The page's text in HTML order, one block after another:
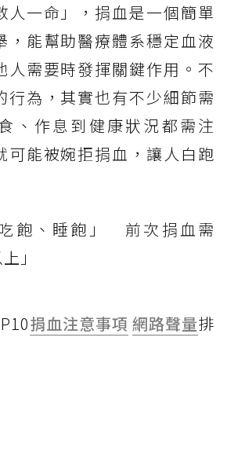
人一命」，捐血是一個簡單
，能幫助醫療體系穩定血液
人需要時發揮關鍵作用。不
行為，其實也有不少細節需
、作息到健康狀況都需注
可能被婉拒捐血，讓人白跑
飽、睡飽」 前次捐血需
」
捐血注意事項 網路聲量排